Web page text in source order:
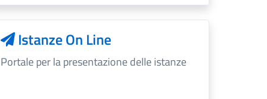
Istanze On Line
Portale per la presentazione delle istanze